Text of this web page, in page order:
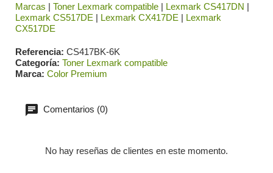
Marcas | Toner Lexmark compatible | Lexmark CS417DN |
Lexmark CS517DE | Lexmark CX417DE | Lexmark
CX517DE
Referencia CS417BK-6K
Categoría Toner Lexmark compatible
Marca Color Premium
Comentarios (0)
No hay reseñas de clientes en este momento.